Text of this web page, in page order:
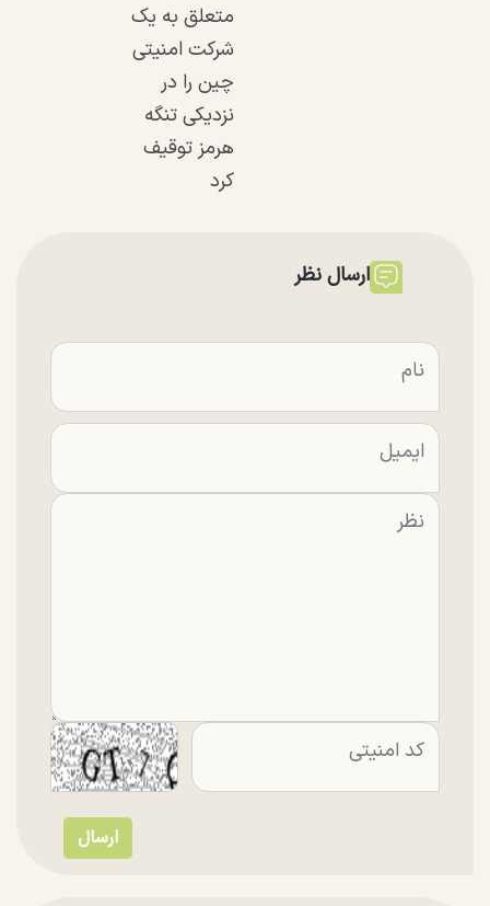
متعلق به یک
شرکت امنیتی
چین را در
نزدیکی تنگه
هرمز توقیف
کرد
ارسال نظر